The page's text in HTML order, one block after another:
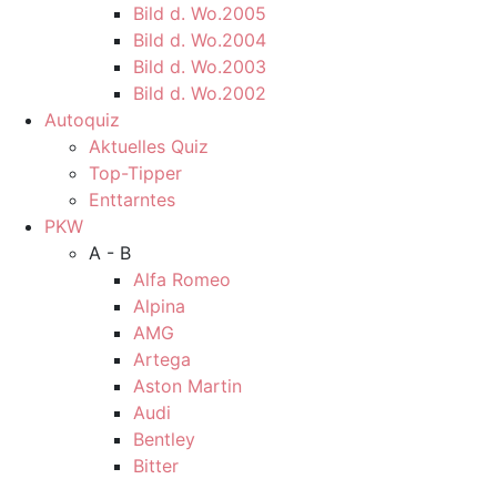
Bild d. Wo.2005
Bild d. Wo.2004
Bild d. Wo.2003
Bild d. Wo.2002
Autoquiz
Aktuelles Quiz
Top-Tipper
Enttarntes
PKW
A - B
Alfa Romeo
Alpina
AMG
Artega
Aston Martin
Audi
Bentley
Bitter